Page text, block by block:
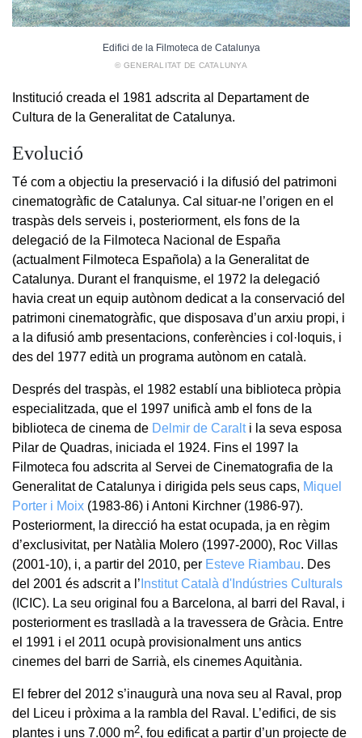
Edifici de la Filmoteca de Catalunya
© GENERALITAT DE CATALUNYA
Institució creada el 1981 adscrita al Departament de
Cultura de la Generalitat de Catalunya.
Evolució
Té com a objectiu la preservació i la difusió del patrimoni
cinematogràfic de Catalunya. Cal situar-ne l’origen en el
traspàs dels serveis i, posteriorment, els fons de la
delegació de la Filmoteca Nacional de España
(actualment Filmoteca Española) a la Generalitat de
Catalunya. Durant el franquisme, el 1972 la delegació
havia creat un equip autònom dedicat a la conservació del
patrimoni cinematogràfic, que disposava d’un arxiu propi, i
a la difusió amb presentacions, conferències i col·loquis, i
des del 1977 edità un programa autònom en català.
Després del traspàs, el 1982 establí una biblioteca pròpia
especialitzada, que el 1997 unificà amb el fons de la
biblioteca de cinema de Delmir de Caralti la seva esposa
Pilar de Quadras, iniciada el 1924. Fins el 1997 la
Filmoteca fou adscrita al Servei de Cinematografia de la
Generalitat de Catalunya i dirigida pels seus caps, Miquel
Porter i Moix (1983-86) i Antoni Kirchner (1986-97).
Posteriorment, la direcció ha estat ocupada, ja en règim
d’exclusivitat, per Natàlia Molero (1997-2000), Roc Villas
(2001-10), i, a partir del 2010, per Esteve Riambau. Des
del 2001 és adscrit a l’ Institut Català d'Indústries Culturals
(ICIC). La seu original fou a Barcelona, al barri del Raval, i
posteriorment es traslladà a la travessera de Gràcia. Entre
el 1991 i el 2011 ocupà provisionalment uns antics
cinemes del barri de Sarrià, els cinemes Aquitània.
El febrer del 2012 s’inaugurà una nova seu al Raval, prop
del Liceu i pròxima a la rambla del Raval. L’edifici, de sis
plantes i uns 7.000 m2, fou edificat a partir d’un projecte de